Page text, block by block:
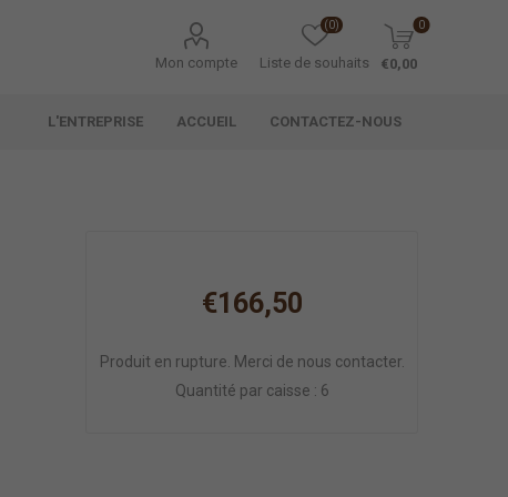
Mon compte Liste de souhaits
(0) 0
€0,00
L'ENTREPRISE ACCUEIL CONTACTEZ-NOUS
€166,50
Produit en rupture. Merci de nous contacter.
Quantité par caisse : 6